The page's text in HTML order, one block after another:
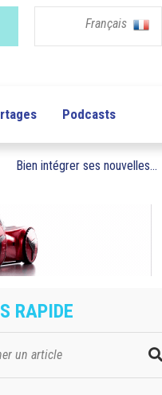
Français
Podcasts
Bien intégrer ses nouvelles...
RAPIDE